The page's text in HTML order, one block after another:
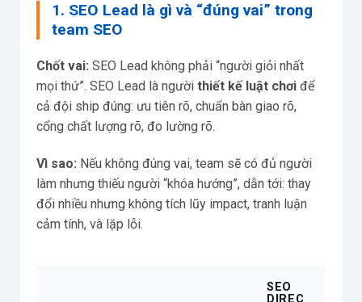
1. SEO Lead là gì và “đúng vai” trong
team SEO
Chốt vai: SEO Lead không phải “người giỏi nhất
mọi thứ”. SEO Lead là người thiết kế luật chơi để
cả đội ship đúng: ưu tiên rõ, chuẩn bàn giao rõ,
cổng chất lượng rõ, đo lường rõ.
Vì sao: Nếu không đúng vai, team sẽ có đủ người
làm nhưng thiếu người “khóa hướng”, dẫn tới: thay
đổi nhiều nhưng không tích lũy impact, tranh luận
cảm tính, và lặp lỗi.
SEO
DIREC